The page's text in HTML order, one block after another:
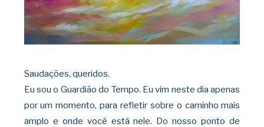
Saudações, queridos.
Eu sou o Guardião do Tempo. Eu vim neste dia apenas
por um momento, para refletir sobre o caminho mais
amplo e onde você está nele. Do nosso ponto de